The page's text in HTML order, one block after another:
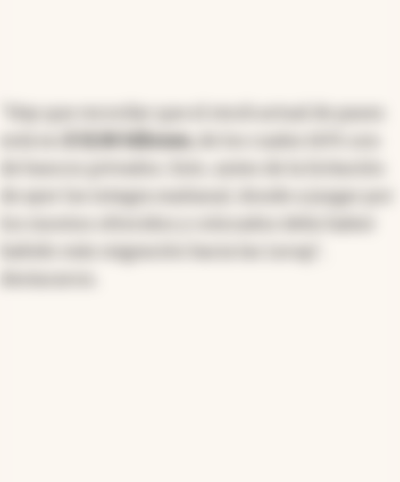
$ 13,36 billones,
de ayer (se integra mañana), donde a juzgar por
habido más migración hacia las Lecap",